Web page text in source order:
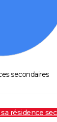
secondaires
résidence